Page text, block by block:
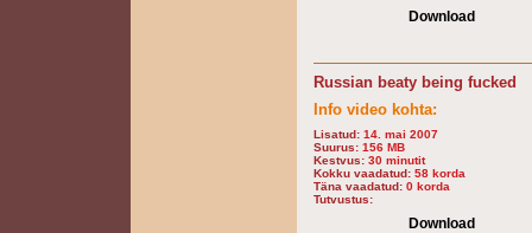
Download
Russian beaty being fucked
Info video kohta:
Lisatud: 14. mai 2007
Suurus: 156 MB
Kestvus: 30 minutit
Kokku vaadatud: 58 korda
Täna vaadatud: 0 korda
Tutvustus:
Download